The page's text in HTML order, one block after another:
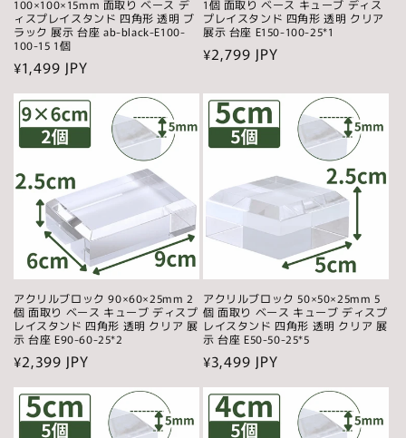
100×100×15mm 面取り ベース デ
ィスプレイスタンド 四角形 透明 ブ
ラック 展示 台座 ab-black-E100-
100-15 1個
通
常
価
格
¥1,499 JPY
1個 面取り ベース キューブ ディス
プレイスタンド 四角形 透明 クリア
展示 台座 E150-100-25*1
通
価
格
¥2,799 JPY
アクリルブロック 90×60×25mm 2
個 面取り ベース キューブ ディスプ
レイスタンド 四角形 透明 クリア 展
示 台座 E90-60-25*2
通
常
価
格
¥2,399 JPY
アクリルブロック 50×50×25mm 5
個 面取り ベース キューブ ディスプ
レイスタンド 四角形 透明 クリア 展
示 台座 E50-50-25*5
通
常
価
格
¥3,499 JPY